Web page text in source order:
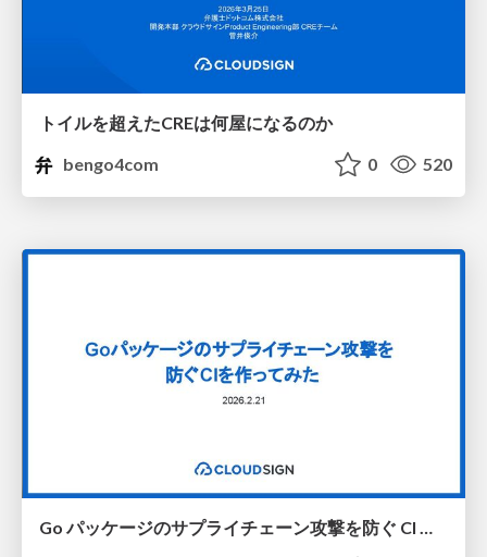
トイルを超えたCREは何屋になるのか
bengo4com
0 520
Go パッケージのサプライチェーン攻撃を防ぐ CI を作ってみた #sendaigo